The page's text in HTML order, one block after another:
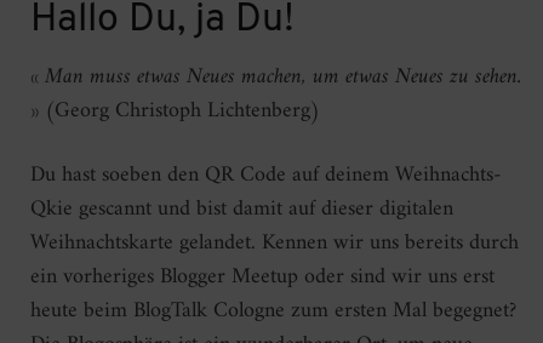
Hallo Du, ja Du!
« Man muss etwas Neues machen, um etwas Neues zu sehen.
» (Georg Christoph Lichtenberg)
Du hast soeben den QR Code auf deinem Weihnachts-
Qkie gescannt und bist damit auf dieser digitalen
Weihnachtskarte gelandet. Kennen wir uns bereits durch
ein vorheriges Blogger Meetup oder sind wir uns erst
heute beim BlogTalk Cologne zum ersten Mal begegnet?